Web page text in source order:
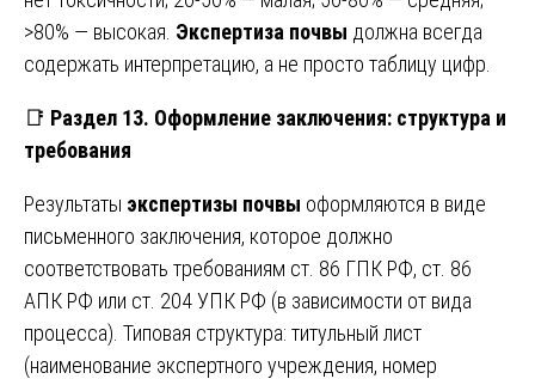
>80% — высокая. Экспертиза почвы должна всегда
содержать интерпретацию, а не просто таблицу цифр.
📑 Раздел 13. Оформление заключения: структура и
требования
Результаты экспертизы почвы оформляются в виде
письменного заключения, которое должно
соответствовать требованиям ст. 86 ГПК РФ, ст. 86
АПК РФ или ст. 204 УПК РФ (в зависимости от вида
процесса). Типовая структура: титульный лист
(наименование экспертного учреждения, номер